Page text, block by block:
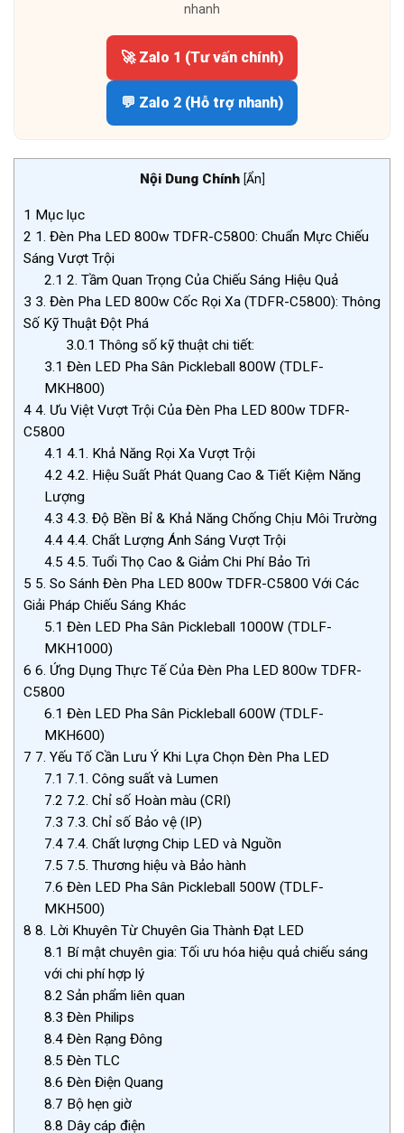
nhanh
🚀 Zalo 1 (Tư vấn chính)
💬 Zalo 2 (Hỗ trợ nhanh)
Nội Dung Chính [Ẩn]
1 Mục lục
2 1. Đèn Pha LED 800w TDFR-C5800: Chuẩn Mực Chiếu
Sáng Vượt Trội
2.1 2. Tầm Quan Trọng Của Chiếu Sáng Hiệu Quả
3 3. Đèn Pha LED 800w Cốc Rọi Xa (TDFR-C5800): Thông
Số Kỹ Thuật Đột Phá
3.0.1 Thông số kỹ thuật chi tiết:
3.1 Đèn LED Pha Sân Pickleball 800W (TDLF-
MKH800)
4 4. Ưu Việt Vượt Trội Của Đèn Pha LED 800w TDFR-
C5800
4.1 4.1. Khả Năng Rọi Xa Vượt Trội
4.2 4.2. Hiệu Suất Phát Quang Cao & Tiết Kiệm Năng
Lượng
4.3 4.3. Độ Bền Bỉ & Khả Năng Chống Chịu Môi Trường
4.4 4.4. Chất Lượng Ánh Sáng Vượt Trội
4.5 4.5. Tuổi Thọ Cao & Giảm Chi Phí Bảo Trì
5 5. So Sánh Đèn Pha LED 800w TDFR-C5800 Với Các
Giải Pháp Chiếu Sáng Khác
5.1 Đèn LED Pha Sân Pickleball 1000W (TDLF-
MKH1000)
6 6. Ứng Dụng Thực Tế Của Đèn Pha LED 800w TDFR-
C5800
6.1 Đèn LED Pha Sân Pickleball 600W (TDLF-
MKH600)
7 7. Yếu Tố Cần Lưu Ý Khi Lựa Chọn Đèn Pha LED
7.1 7.1. Công suất và Lumen
7.2 7.2. Chỉ số Hoàn màu (CRI)
7.3 7.3. Chỉ số Bảo vệ (IP)
7.4 7.4. Chất lượng Chip LED và Nguồn
7.5 7.5. Thương hiệu và Bảo hành
7.6 Đèn LED Pha Sân Pickleball 500W (TDLF-
MKH500)
8 8. Lời Khuyên Từ Chuyên Gia Thành Đạt LED
8.1 Bí mật chuyên gia: Tối ưu hóa hiệu quả chiếu sáng
với chi phí hợp lý
8.2 Sản phẩm liên quan
8.3 Đèn Philips
8.4 Đèn Rạng Đông
8.5 Đèn TLC
8.6 Đèn Điện Quang
8.7 Bộ hẹn giờ
8.8 Dây cáp điện